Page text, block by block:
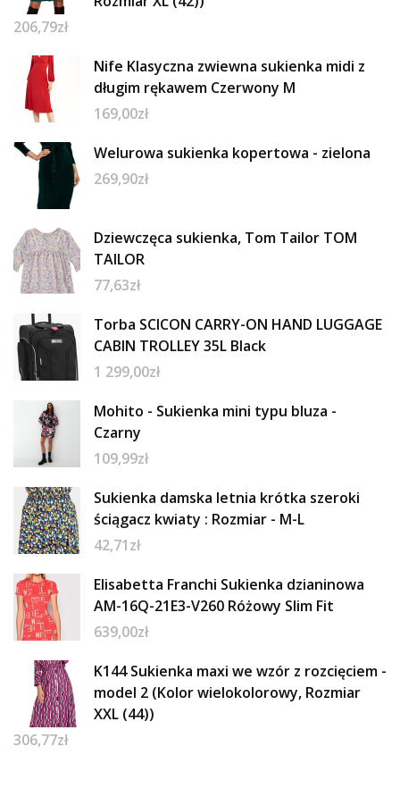
206,79zł
Nife Klasyczna zwiewna sukienka midi z
długim rękawem Czerwony M
169,00zł
Welurowa sukienka kopertowa - zielona
269,90zł
Dziewczęca sukienka, Tom Tailor TOM
TAILOR
77,63zł
Torba SCICON CARRY-ON HAND LUGGAGE
CABIN TROLLEY 35L Black
1 299,00zł
Mohito - Sukienka mini typu bluza -
Czarny
109,99zł
Sukienka damska letnia krótka szeroki
ściągacz kwiaty : Rozmiar - M-L
42,71zł
Elisabetta Franchi Sukienka dzianinowa
AM-16Q-21E3-V260 Różowy Slim Fit
639,00zł
K144 Sukienka maxi we wzór z rozcięciem -
model 2 (Kolor wielokolorowy, Rozmiar
XXL (44))
306,77zł